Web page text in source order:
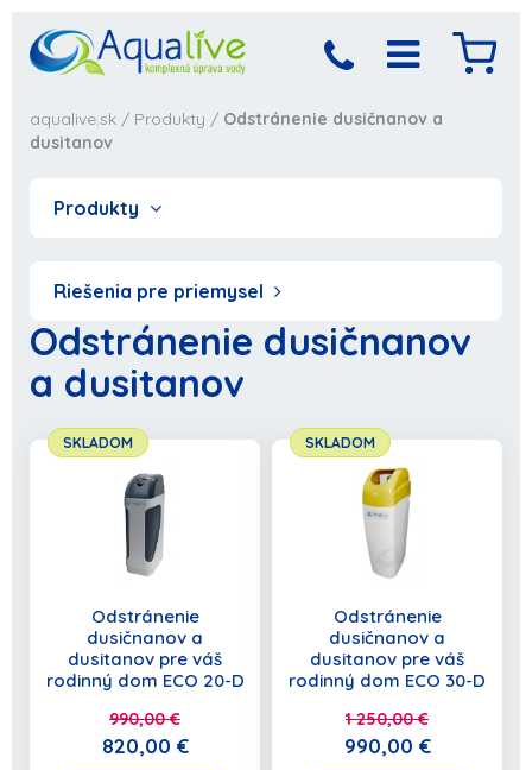
aqualive.sk / Produkty / Odstránenie dusičnanov a
dusitanov
Produkty
Riešenia pre priemysel
Odstránenie dusičnanov
a dusitanov
SKLADOM
Odstránenie
dusičnanov a
dusitanov pre váš
rodinný dom ECO 20-D
990,00 €
820,00 €
SKLADOM
Odstránenie
dusičnanov a
dusitanov pre váš
rodinný dom ECO 30-D
1 250,00 €
990,00 €
Produkt bol pridaný
POKRAČOVAŤ V NAKUPOVANÍ
Objednávka sa
počkajte prosím...